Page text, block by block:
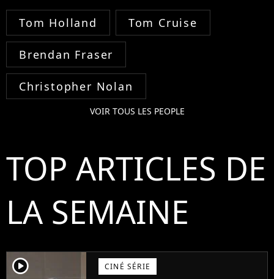
Tom Holland Tom Cruise
Brendan Fraser
Christopher Nolan
VOIR TOUS LES PEOPLE
TOP ARTICLES DE
LA SEMAINE
player2 CINÉ SÉRIE